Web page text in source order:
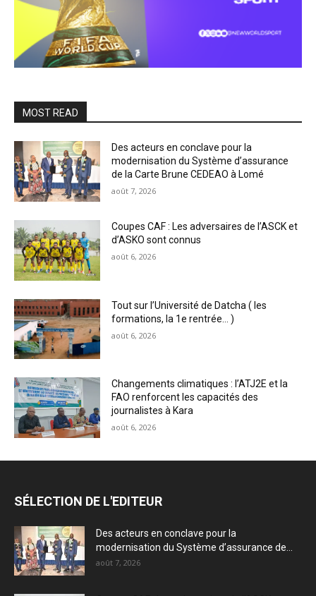
MOST READ
Des acteurs en conclave pour la
modernisation du Système d’assurance
de la Carte Brune CEDEAO à Lomé
août 7, 2026
Coupes CAF : Les adversaires de l’ASCK et
d’ASKO sont connus
août 6, 2026
Tout sur l’Université de Datcha ( les
formations, la 1e rentrée… )
août 6, 2026
Changements climatiques : l’ATJ2E et la
FAO renforcent les capacités des
journalistes à Kara
août 6, 2026
SÉLECTION DE L'EDITEUR
Des acteurs en conclave pour la
modernisation du Système d’assurance de...
août 7, 2026